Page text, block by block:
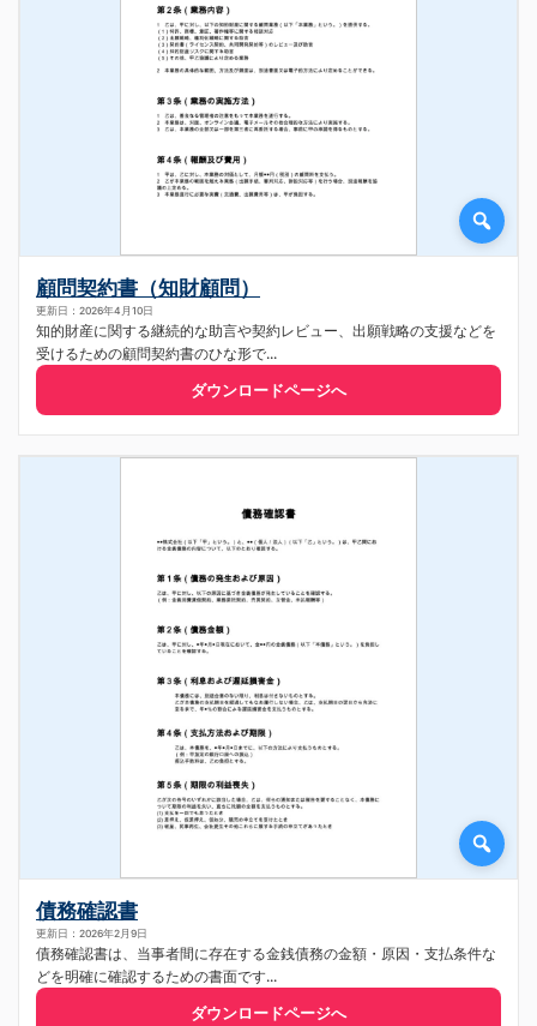
顧問契約書（知財顧問）
更新日：2026年4月10日
知的財産に関する継続的な助言や契約レビュー、出願戦略の支援などを
受けるための顧問契約書のひな形で...
ダウンロードページへ
債務確認書
更新日：2026年2月9日
債務確認書は、当事者間に存在する金銭債務の金額・原因・支払条件な
どを明確に確認するための書面です...
ダウンロードページへ